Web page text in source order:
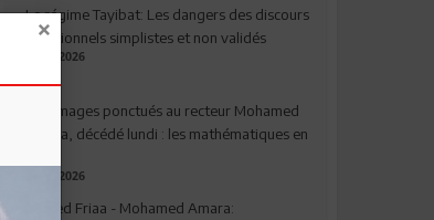
Le régime Tayibat: Les dangers des discours
nutritionnels simplistes et non validés
09.07.2026
Hommages ponctués au recteur Mohamed
Amara, décédé lundi : les mathématiques en
03.08.2026
Ahmed Friaa - Mohamed Amara: